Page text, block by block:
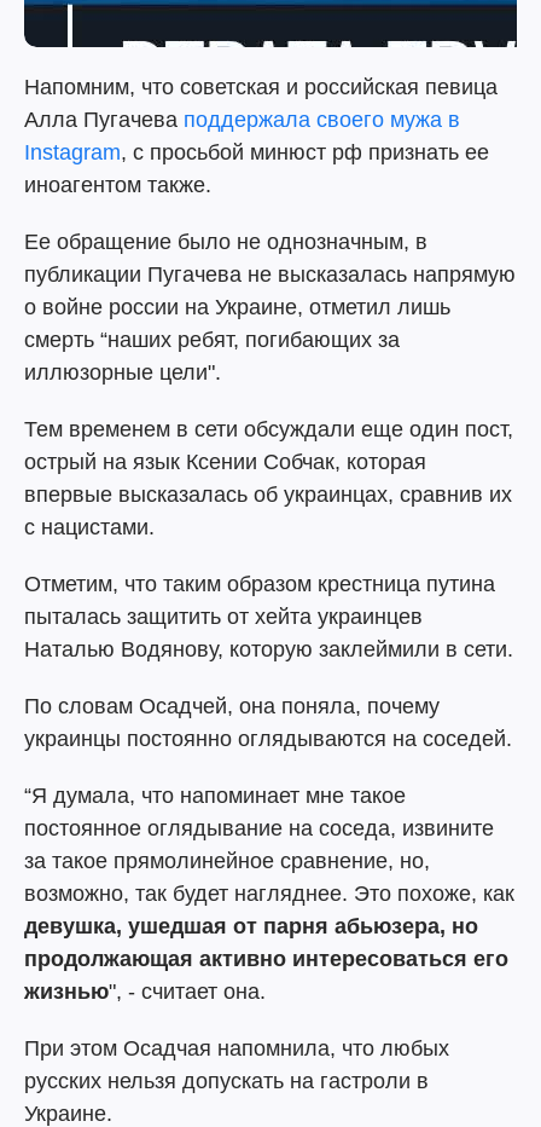
Напомним, что советская и российская певица
Алла Пугачева поддержала своего мужа в
Instagram, с просьбой минюст рф признать ее
иноагентом также.
Ее обращение было не однозначным, в
публикации Пугачева не высказалась напрямую
о войне россии на Украине, отметил лишь
смерть “наших ребят, погибающих за
иллюзорные цели".
Тем временем в сети обсуждали еще один пост,
острый на язык Ксении Собчак, которая
впервые высказалась об украинцах, сравнив их
с нацистами.
Отметим, что таким образом крестница путина
пыталась защитить от хейта украинцев
Наталью Водянову, которую заклеймили в сети.
По словам Осадчей, она поняла, почему
украинцы постоянно оглядываются на соседей.
“Я думала, что напоминает мне такое
постоянное оглядывание на соседа, извините
за такое прямолинейное сравнение, но,
возможно, так будет нагляднее. Это похоже, как
девушка, ушедшая от парня абьюзера, но
продолжающая активно интересоваться его
жизнью", - считает она.
При этом Осадчая напомнила, что любых
русских нельзя допускать на гастроли в
Украине.